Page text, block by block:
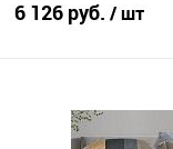
6 126 руб. / шт